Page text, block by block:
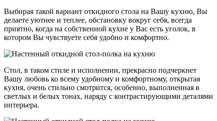
Выбирая такой вариант откидного стола на Вашу кухню, Вы
делаете уютнее и теплее, обстановку вокруг себя, всегда
приятно, когда на собственной кухне у Вас есть уголок, в
котором Вы чувствуете себя удобно и комфортно.
Стол, в таком стиле и исполнении, прекрасно подчеркнет
Вашу любовь ко всему удобному и комфортному, открытая
кухня, очень стильно смотрится, особенно, выполненная в
светлых и белых тонах, наряду с контрастирующими деталями
интерьера.